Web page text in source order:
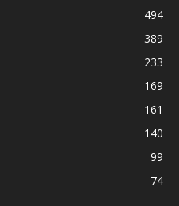
494
389
233
169
161
140
99
74